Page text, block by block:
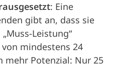
: Eine
gibt an, dass sie
Leistung“
mindestens 24
mehr Potenzial: Nur 25